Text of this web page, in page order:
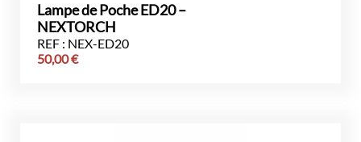
Lampe de Poche ED20 –
NEXTORCH
REF : NEX-ED20
50,00€